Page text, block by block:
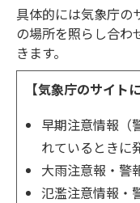
具体的には気象庁の
の場所を照らし合わ
きます。
【気象庁のサイト
早期注意情報（
れているときに
大雨注意報・警
氾濫注意情報・